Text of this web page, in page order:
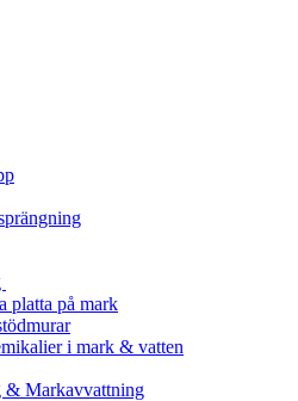
platta på mark
i mark & vatten
& Markavvattning